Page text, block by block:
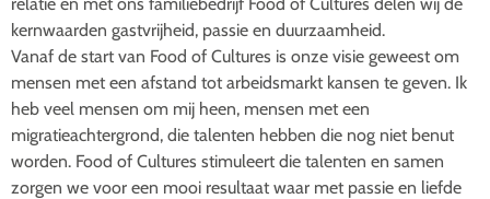
kernwaarden gastvrijheid, passie en duurzaamheid.
Vanaf de start van Food of Cultures is onze visie geweest om
mensen met een afstand tot arbeidsmarkt kansen te geven. Ik
heb veel mensen om mij heen, mensen met een
migratieachtergrond, die talenten hebben die nog niet benut
worden. Food of Cultures stimuleert die talenten en samen
zorgen we voor een mooi resultaat waar met passie en liefde